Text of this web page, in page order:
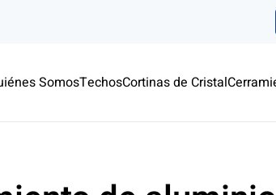
SomosTechosCortinas de Cristal